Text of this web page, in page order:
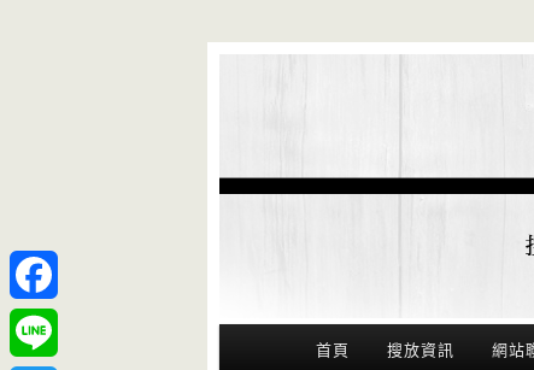
Main Menu
首頁 搜放資訊 網站
Facebook